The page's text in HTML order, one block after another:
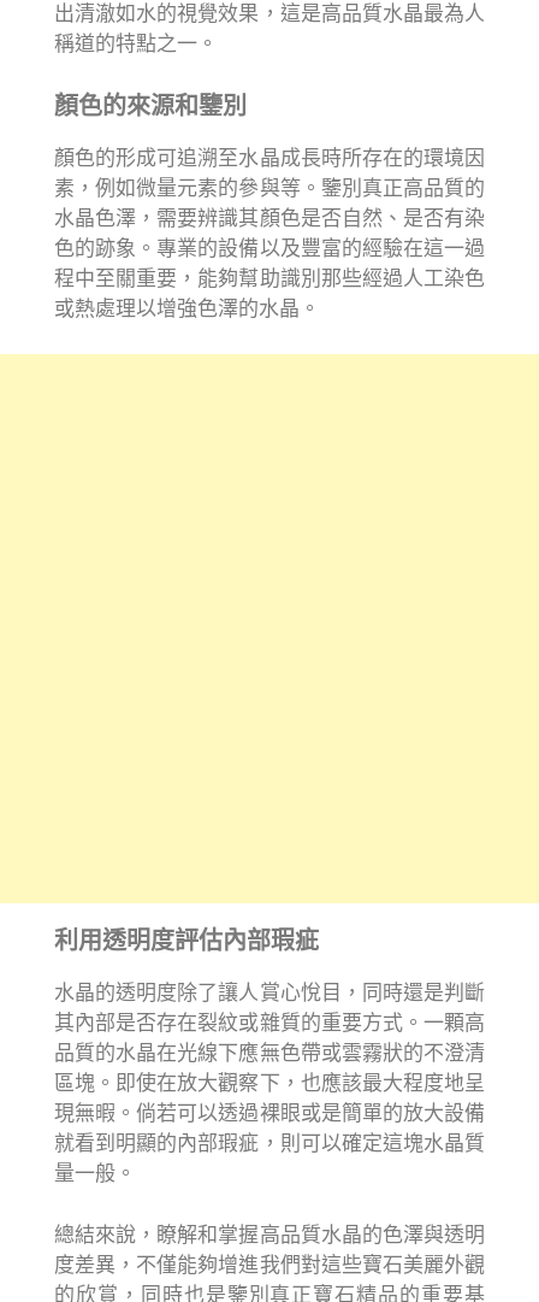
出清澈如水的視覺效果，這是高品質水晶最為人
稱道的特點之一。
顏色的來源和鑒別
顏色的形成可追溯至水晶成長時所存在的環境因
素，例如微量元素的參與等。鑒別真正高品質的
水晶色澤，需要辨識其顏色是否自然、是否有染
色的跡象。專業的設備以及豐富的經驗在這一過
程中至關重要，能夠幫助識別那些經過人工染色
或熱處理以增強色澤的水晶。
利用透明度評估內部瑕疵
水晶的透明度除了讓人賞心悅目，同時還是判斷
其內部是否存在裂紋或雜質的重要方式。一顆高
品質的水晶在光線下應無色帶或雲霧狀的不澄清
區塊。即使在放大觀察下，也應該最大程度地呈
現無暇。倘若可以透過裸眼或是簡單的放大設備
就看到明顯的內部瑕疵，則可以確定這塊水晶質
量一般。
總結來說，瞭解和掌握高品質水晶的色澤與透明
度差異，不僅能夠增進我們對這些寶石美麗外觀
的欣賞，同時也是鑒別真正寶石精品的重要基